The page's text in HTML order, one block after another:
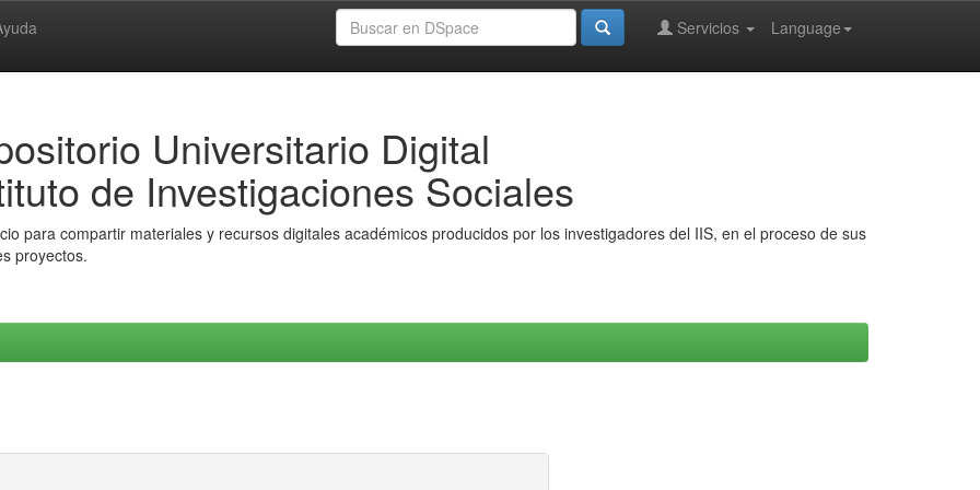
Language
Servicios
Universitario Digital
de Investigaciones Sociales
para compartir materiales y recursos digitales académicos producidos por los investigadores del IIS, en el proceso de sus
proyectos.